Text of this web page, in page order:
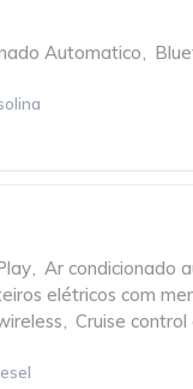
Automatico,
, Ar condicionado
elétricos com
, Cruise